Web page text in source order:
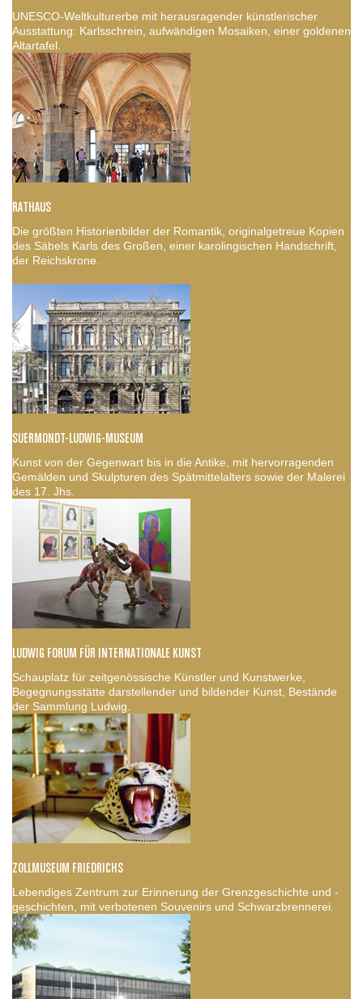
UNESCO-Weltkulturerbe mit herausragender künstlerischer
Ausstattung: Karlsschrein, aufwändigen Mosaiken, einer goldenen
Altartafel.
RATHAUS
Die größten Historienbilder der Romantik, originalgetreue Kopien
des Säbels Karls des Großen, einer karolingischen Handschrift,
der Reichskrone.
SUERMONDT-LUDWIG-MUSEUM
Kunst von der Gegenwart bis in die Antike, mit hervorragenden
Gemälden und Skulpturen des Spätmittelalters sowie der Malerei
des 17. Jhs.
LUDWIG FORUM FÜR INTERNATIONALE KUNST
Schauplatz für zeitgenössische Künstler und Kunstwerke,
Begegnungsstätte darstellender und bildender Kunst, Bestände
der Sammlung Ludwig.
ZOLLMUSEUM FRIEDRICHS
Lebendiges Zentrum zur Erinnerung der Grenzgeschichte und -
geschichten, mit verbotenen Souvenirs und Schwarzbrennerei.